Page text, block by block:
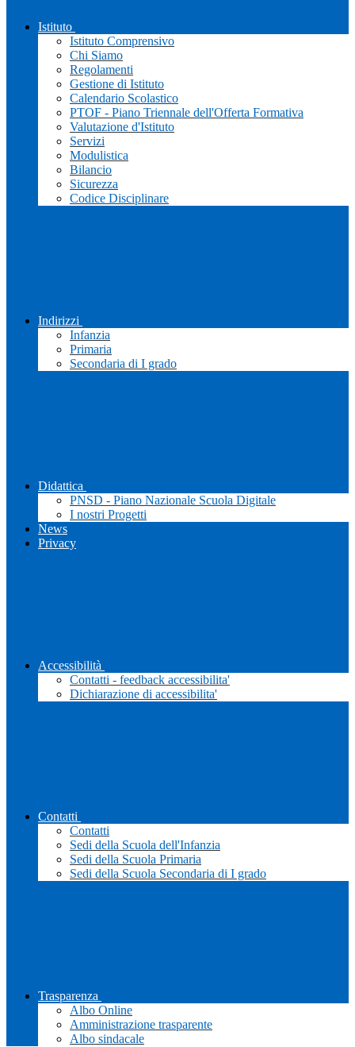
Istituto
Istituto Comprensivo
Chi Siamo
Regolamenti
Gestione di Istituto
Calendario Scolastico
PTOF - Piano Triennale dell'Offerta Formativa
Valutazione d'Istituto
Servizi
Modulistica
Bilancio
Sicurezza
Codice Disciplinare
Indirizzi
Infanzia
Primaria
Secondaria di I grado
Didattica
PNSD - Piano Nazionale Scuola Digitale
I nostri Progetti
News
Privacy
Accessibilità
Contatti - feedback accessibilita'
Dichiarazione di accessibilita'
Contatti
Contatti
Sedi della Scuola dell'Infanzia
Sedi della Scuola Primaria
Sedi della Scuola Secondaria di I grado
Trasparenza
Albo Online
Amministrazione trasparente
Albo sindacale